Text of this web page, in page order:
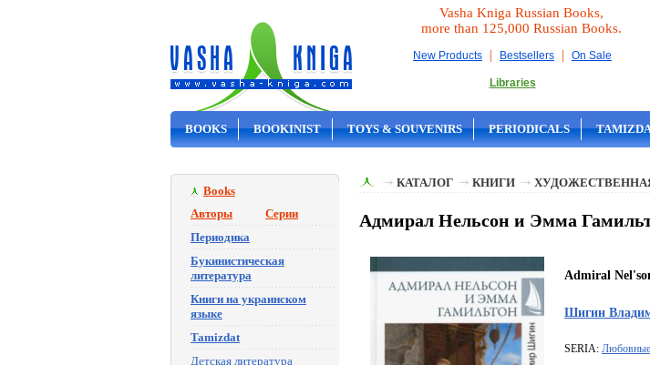
Vasha Kniga Russian Books,
more than 125,000 Russian Books.
New Products | Bestsellers | On Sale
Libraries
BOOKS BOOKINIST TOYS & SOUVENIRS PERIODICALS
Books
Авторы
Серии
Периодика
Букинистическая
литература
Книги на украинском
языке
Tamizdat
Детская литература
КАТАЛОГ КНИГИ
Адмирал Нельсон и Эмма
Admiral
Шигин
SERIA: